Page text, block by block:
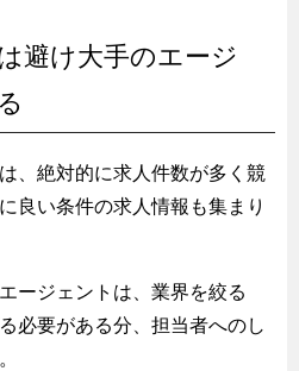
避け大手のエージ
、絶対的に求人件数が多く競
良い条件の求人情報も集まり
ージェントは、業界を絞る
必要がある分、担当者へのし